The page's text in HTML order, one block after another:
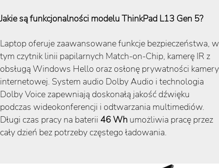
Jakie są funkcjonalności modelu ThinkPad L13 Gen 5?
Laptop oferuje zaawansowane funkcje bezpieczeństwa, w
tym czytnik linii papilarnych Match-on-Chip, kamerę IR z
obsługą Windows Hello oraz osłonę prywatności kamery
internetowej. System audio Dolby Audio i technologia
Dolby Voice zapewniają doskonałą jakość dźwięku
podczas wideokonferencji i odtwarzania multimediów.
Długi czas pracy na baterii 46 Wh umożliwia pracę przez
cały dzień bez potrzeby częstego ładowania.